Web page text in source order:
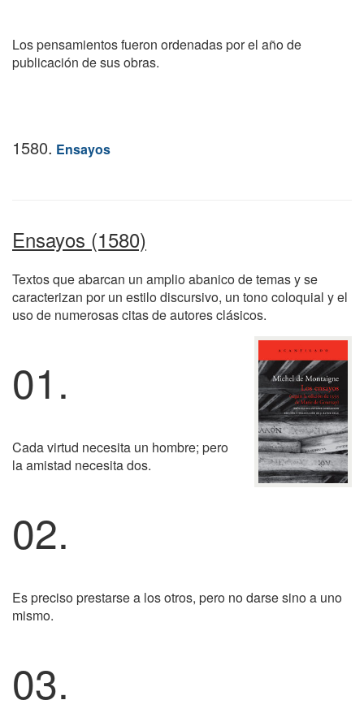
Los pensamientos fueron ordenadas por el año de
publicación de sus obras.
1580. Ensayos
Ensayos (1580)
Textos que abarcan un amplio abanico de temas y se
caracterizan por un estilo discursivo, un tono coloquial y el
uso de numerosas citas de autores clásicos.
01.
Cada virtud necesita un hombre; pero
la amistad necesita dos.
02.
Es preciso prestarse a los otros, pero no darse sino a uno
mismo.
03.